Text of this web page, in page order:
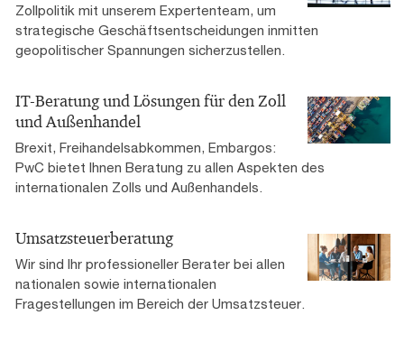
Zollpolitik mit unserem Expertenteam, um
strategische Geschäftsentscheidungen inmitten
geopolitischer Spannungen sicherzustellen.
IT-Beratung und Lösungen für den Zoll
und Außenhandel
Brexit, Freihandelsabkommen, Embargos:
PwC bietet Ihnen Beratung zu allen Aspekten des
internationalen Zolls und Außenhandels.
Umsatzsteuerberatung
Wir sind Ihr professioneller Berater bei allen
nationalen sowie internationalen
Fragestellungen im Bereich der Umsatzsteuer.